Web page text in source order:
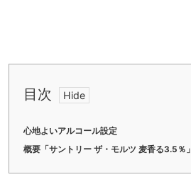
目次
心地よいアルコール設定
概要「サントリー ザ・モルツ 麦香る3.5％」